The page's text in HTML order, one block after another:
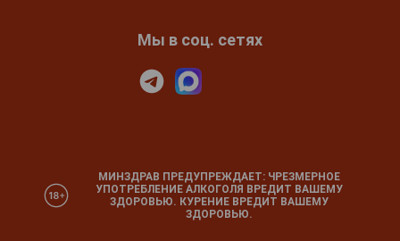
Мы в соц. сетях
МИНЗДРАВ ПРЕДУПРЕЖДАЕТ: ЧРЕЗМЕРНОЕ
УПОТРЕБЛЕНИЕ АЛКОГОЛЯ ВРЕДИТ ВАШЕМУ
ЗДОРОВЬЮ. КУРЕНИЕ ВРЕДИТ ВАШЕМУ
ЗДОРОВЬЮ.